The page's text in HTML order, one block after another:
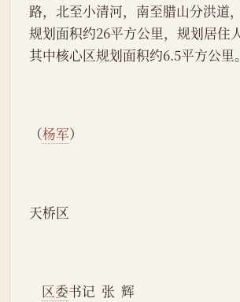
路，北至小清河，南至腊山分洪道，
规划面积约26平方公里，规划居住
其中核心区规划面积约6.5平方公里。
（杨军）
天桥区
区委书记  张  辉